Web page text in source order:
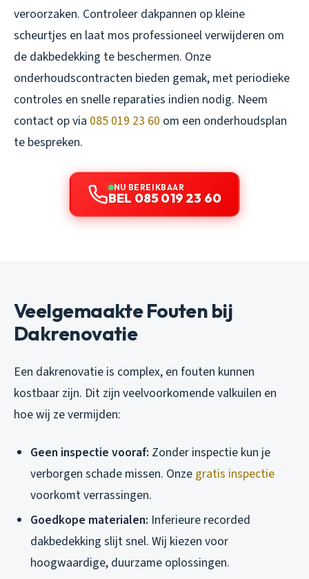
veroorzaken. Controleer dakpannen op kleine
scheurtjes en laat mos professioneel verwijderen om
de dakbedekking te beschermen. Onze
onderhoudscontracten bieden gemak, met periodieke
controles en snelle reparaties indien nodig. Neem
contact op via 085 019 23 60 om een onderhoudsplan
te bespreken.
NU BEREIKBAAR
BEL 085 019 23 60
Veelgemaakte Fouten bij
Dakrenovatie
Een dakrenovatie is complex, en fouten kunnen
kostbaar zijn. Dit zijn veelvoorkomende valkuilen en
hoe wij ze vermijden:
Geen inspectie vooraf: Zonder inspectie kun je
verborgen schade missen. Onze gratis inspectie
voorkomt verrassingen.
Goedkope materialen: Inferieure recorded
dakbedekking slijt snel. Wij kiezen voor
hoogwaardige, duurzame oplossingen.